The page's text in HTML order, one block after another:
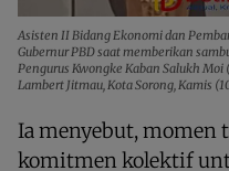
Asisten II Bidang Ekonomi dan
Gubernur PBD saat memberikan
Pengurus Kwongke Kaban Salukh
Lambert Jitmau, Kota Sorong, Kamis
Ia menyebut, momen
komitmen kolektif